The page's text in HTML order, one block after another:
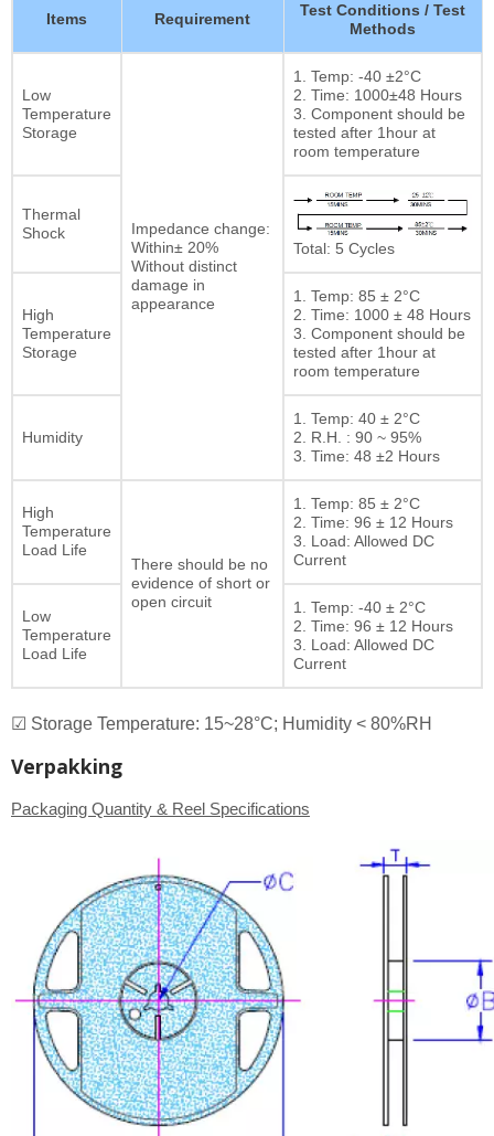
Items Requirement
Test Conditions / Test
Methods
Low
Temperature
Storage
Impedance change:
Within± 20%
Without distinct
damage in
appearance
1. Temp: -40 ±2°C
2. Time: 1000±48 Hours
3. Component should be
tested after 1hour at
room temperature
Thermal
Shock
Total: 5 Cycles
High
Temperature
Storage
1. Temp: 85 ± 2°C
2. Time: 1000 ± 48 Hours
3. Component should be
tested after 1hour at
room temperature
Humidity
1. Temp: 40 ± 2°C
2. R.H. : 90 ~ 95%
3. Time: 48 ±2 Hours
High
Temperature
Load Life
There should be no
evidence of short or
open circuit
1. Temp: 85 ± 2°C
2. Time: 96 ± 12 Hours
3. Load: Allowed DC
Current
Low
Temperature
Load Life
1. Temp: -40 ± 2°C
2. Time: 96 ± 12 Hours
3. Load: Allowed DC
Current
☑ Storage Temperature: 15~28°C; Humidity < 80%RH
Verpakking
Packaging Quantity & Reel Specifications